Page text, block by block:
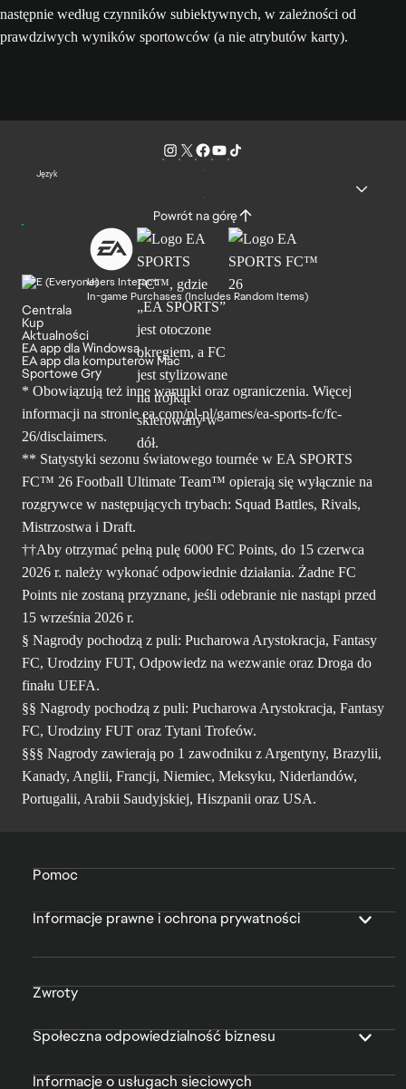
następnie według czynników subiektywnych, w zależności od
prawdziwych wyników sportowców (a nie atrybutów karty).
Język
Powrót na górę
Users Interact
In-game Purchases (Includes Random Items)
Centrala
Kup
Aktualności
EA app dla Windowsa
EA app dla komputerów Mac
Sportowe Gry
* Obowiązują też inne warunki oraz ograniczenia. Więcej
informacji na stronie ea.com/pl-pl/games/ea-sports-fc/fc-
26/disclaimers.
** Statystyki sezonu światowego tournée w EA SPORTS
FC™ 26 Football Ultimate Team™ opierają się wyłącznie na
rozgrywce w następujących trybach: Squad Battles, Rivals,
Mistrzostwa i Draft.
††Aby otrzymać pełną pulę 6000 FC Points, do 15 czerwca
2026 r. należy wykonać odpowiednie działania. Żadne FC
Points nie zostaną przyznane, jeśli odebranie nie nastąpi przed
15 września 2026 r.
§ Nagrody pochodzą z puli: Pucharowa Arystokracja, Fantasy
FC, Urodziny FUT, Odpowiedz na wezwanie oraz Droga do
finału UEFA.
§§ Nagrody pochodzą z puli: Pucharowa Arystokracja, Fantasy
FC, Urodziny FUT oraz Tytani Trofeów.
§§§ Nagrody zawierają po 1 zawodniku z Argentyny, Brazylii,
Kanady, Anglii, Francji, Niemiec, Meksyku, Niderlandów,
Portugalii, Arabii Saudyjskiej, Hiszpanii oraz USA.
Pomoc
Informacje prawne i ochrona prywatności
Zwroty
Społeczna odpowiedzialność biznesu
Informacje o usługach sieciowych